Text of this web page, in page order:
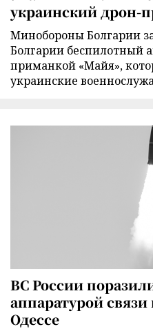
украинский дрон-
Минобороны Болгарии
Болгарии беспилотный
приманкой «Майя»,
украинские
ВС России
аппаратурой
Одессе